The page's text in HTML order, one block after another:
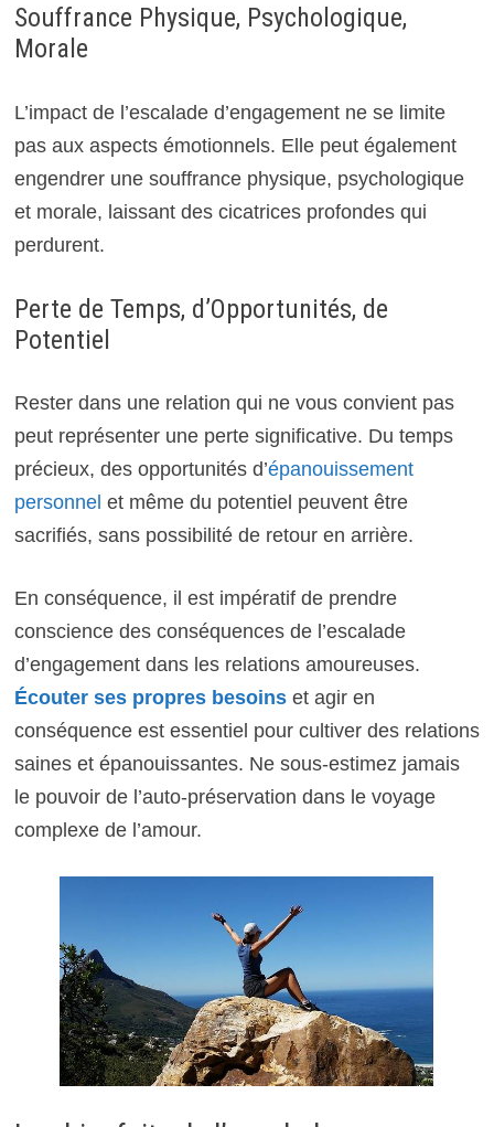
Souffrance Physique, Psychologique,
Morale
L’impact de l’escalade d’engagement ne se limite
pas aux aspects émotionnels. Elle peut également
engendrer une souffrance physique, psychologique
et morale, laissant des cicatrices profondes qui
perdurent.
Perte de Temps, d’Opportunités, de
Potentiel
Rester dans une relation qui ne vous convient pas
peut représenter une perte significative. Du temps
précieux, des opportunités d’épanouissement
personnel et même du potentiel peuvent être
sacrifiés, sans possibilité de retour en arrière.
En conséquence, il est impératif de prendre
conscience des conséquences de l’escalade
d’engagement dans les relations amoureuses.
Écouter ses propres besoinset agir en
conséquence est essentiel pour cultiver des relations
saines et épanouissantes. Ne sous-estimez jamais
le pouvoir de l’auto-préservation dans le voyage
complexe de l’amour.